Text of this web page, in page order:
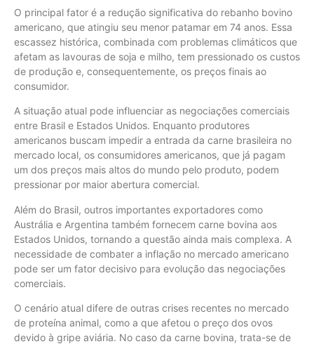
O principal fator é a redução significativa do rebanho bovino
americano, que atingiu seu menor patamar em 74 anos. Essa
escassez histórica, combinada com problemas climáticos que
afetam as lavouras de soja e milho, tem pressionado os custos
de produção e, consequentemente, os preços finais ao
consumidor.
A situação atual pode influenciar as negociações comerciais
entre Brasil e Estados Unidos. Enquanto produtores
americanos buscam impedir a entrada da carne brasileira no
mercado local, os consumidores americanos, que já pagam
um dos preços mais altos do mundo pelo produto, podem
pressionar por maior abertura comercial.
Além do Brasil, outros importantes exportadores como
Austrália e Argentina também fornecem carne bovina aos
Estados Unidos, tornando a questão ainda mais complexa. A
necessidade de combater a inflação no mercado americano
pode ser um fator decisivo para evolução das negociações
comerciais.
O cenário atual difere de outras crises recentes no mercado
de proteína animal, como a que afetou o preço dos ovos
devido à gripe aviária. No caso da carne bovina, trata-se de